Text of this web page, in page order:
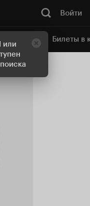
или
Войти
Билеты в